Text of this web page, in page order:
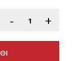
- +